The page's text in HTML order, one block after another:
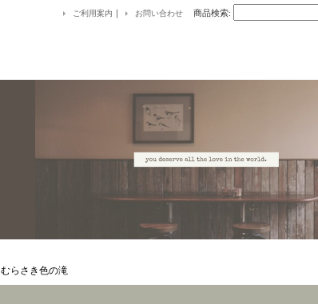
ご利用案内 ｜ お問い合わせ 商品検索:
むらさき色の滝